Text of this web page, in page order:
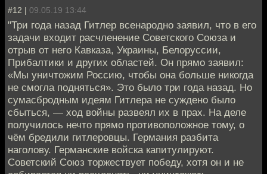
#12 | 09.05.19 13:44
"Три года назад Гитлер всенародно заявил, что в его
задачи входит расчленение Советского Союза и
отрыв от него Кавказа, Украины, Белоруссии,
Прибалтики и других областей. Он прямо заявил:
«Мы уничтожим Россию, чтобы она больше никогда
не смогла подняться». Это было три года назад. Но
сумасбродным идеям Гитлера не суждено было
сбыться, — ход войны развеял их в прах. На деле
получилось нечто прямо противоположное тому, о
чём бредили гитлеровцы. Германия разбита
наголову. Германские войска капитулируют.
Советский Союз торжествует победу, хотя он и не